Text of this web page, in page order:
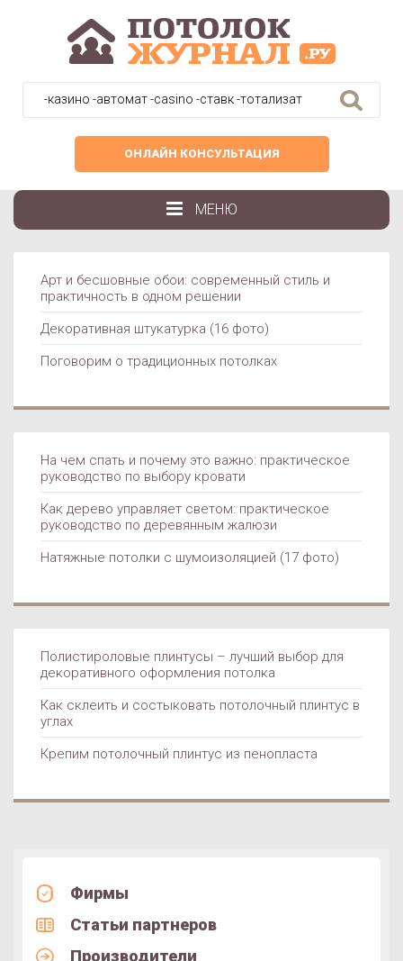
ОНЛАЙН КОНСУЛЬТАЦИЯ
МЕНЮ
ОТДЕЛКА
Арт и бесшовные обои: современный стиль и
практичность в одном решении
Декоративная штукатурка (16 фото)
Поговорим о традиционных потолках
В КВАРТИРЕ
На чем спать и почему это важно: практическое
руководство по выбору кровати
Как дерево управляет светом: практическое
руководство по деревянным жалюзи
Натяжные потолки с шумоизоляцией (17 фото)
ПЛИНТУС
Полистироловые плинтусы – лучший выбор для
декоративного оформления потолка
Как склеить и состыковать потолочный плинтус в
углах
Крепим потолочный плинтус из пенопласта
Фирмы
Статьи партнеров
Производители